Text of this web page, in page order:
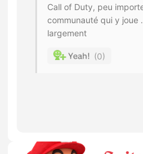
Call of Duty, peu
communauté qui y joue
largement
0